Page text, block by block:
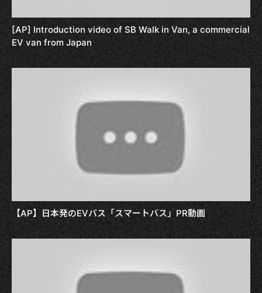
[AP] Introduction video of SB Walk in Van, a commercial
EV van from Japan
【AP】日本発のEVバス「スマートバス」PR動画